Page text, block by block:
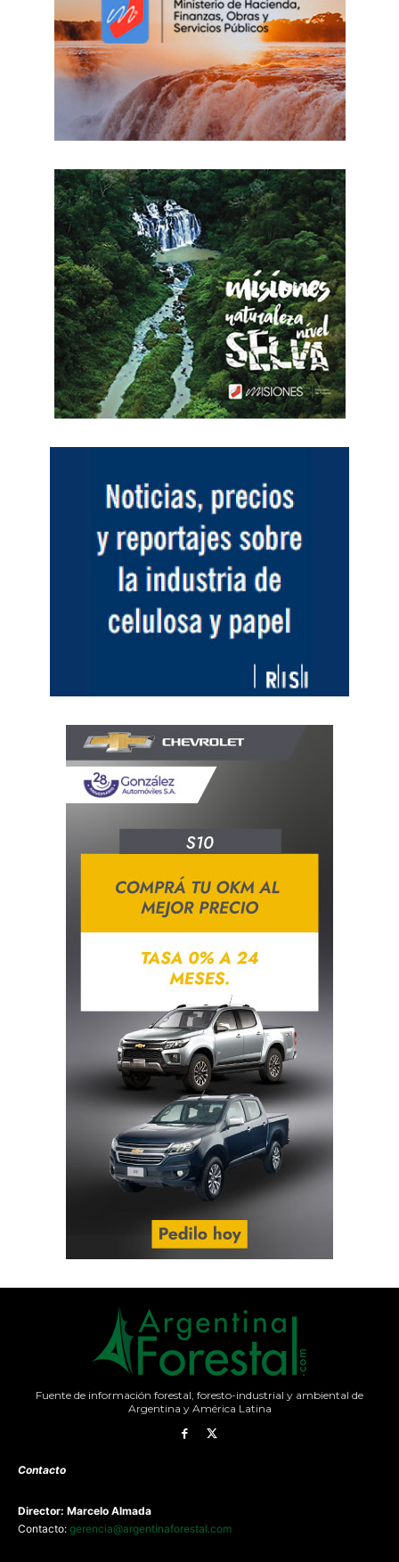
Fuente de información forestal, foresto-industrial y ambiental de
Argentina y América Latina
Contacto
Director: Marcelo Almada
Contacto: gerencia@argentinaforestal.com